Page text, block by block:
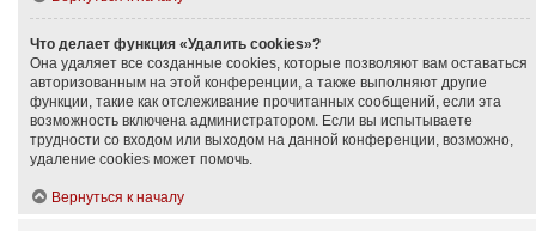
Что делает функция «Удалить cookies»?
Она удаляет все созданные cookies, которые позволяют вам оставаться
авторизованным на этой конференции, а также выполняют другие
функции, такие как отслеживание прочитанных сообщений, если эта
возможность включена администратором. Если вы испытываете
трудности со входом или выходом на данной конференции, возможно,
удаление cookies может помочь.
Вернуться к началу